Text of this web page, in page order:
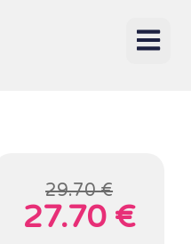
29.70 €
27.70 €